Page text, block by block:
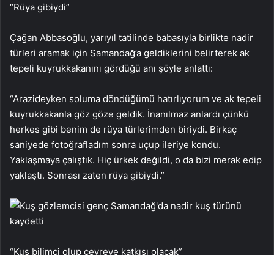
“Rüya gibiydi”
Çağan Abbasoğlu, yarıyıl tatilinde babasıyla birlikte nadir
türleri aramak için Samandağ’a geldiklerini belirterek ak
tepeli kuyrukkakanını gördüğü anı şöyle anlattı:
“Arazideyken soluma döndüğümü hatırlıyorum ve ak tepeli
kuyrukkakanla göz göze geldik. İnanılmaz anlardı çünkü
herkes gibi benim de rüya türlerimden biriydi. Birkaç
saniyede fotoğrafladım sonra uçup ileriye kondu.
Yaklaşmaya çalıştık. Hiç ürkek değildi, o da bizi merak edip
yaklaştı. Sonrası zaten rüya gibiydi.”
“Kuş bilimci olup çevreye katkısı olacak”